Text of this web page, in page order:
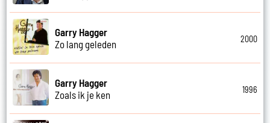
Garry Hagger
Zo lang geleden
2000
Garry Hagger
Zoals ik je ken
1996